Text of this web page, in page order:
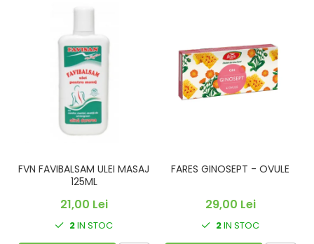
FVN FAVIBALSAM ULEI MASAJ
125ML
21,00 Lei
2IN STOC
FARES GINOSEPT - OVULE
29,00 Lei
2IN STOC